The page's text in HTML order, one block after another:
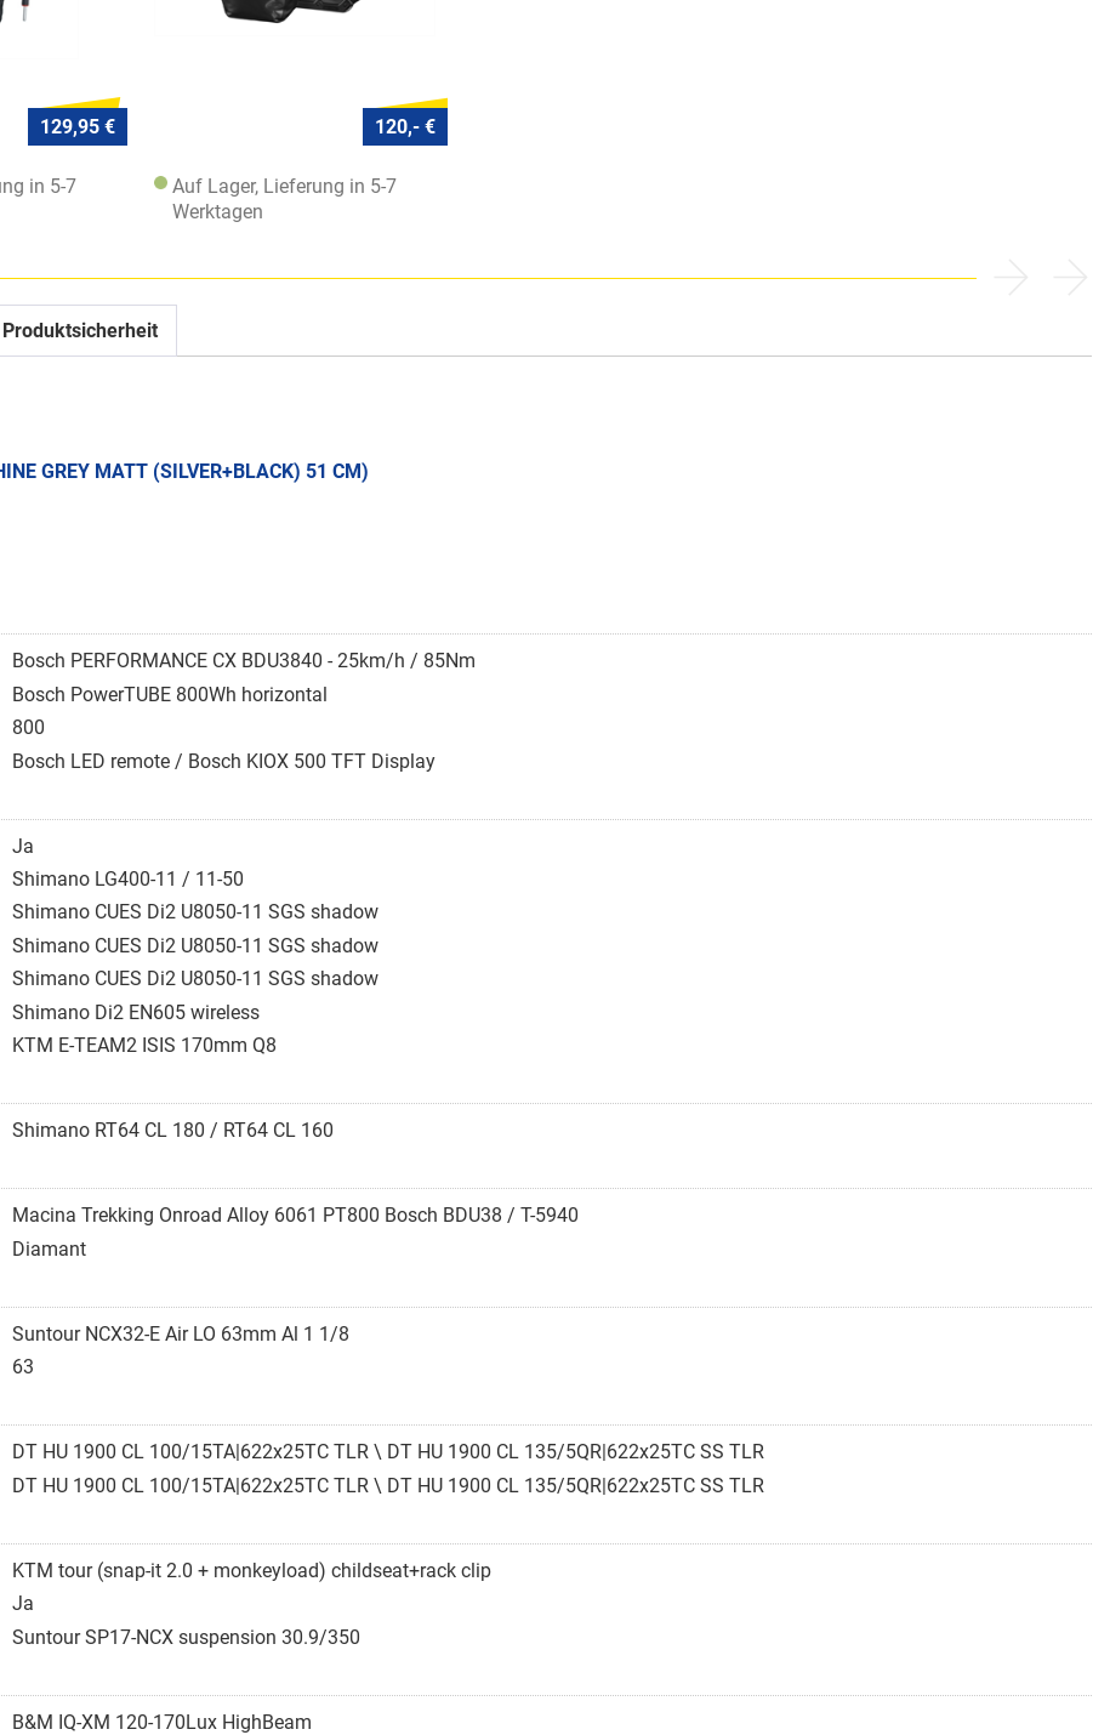
129,95 €
in 5-7
120,- €
Auf Lager, Lieferung in 5-7
Werktagen
GREY MATT (SILVER+BLACK) 51 CM)
Bosch PERFORMANCE CX BDU3840 - 25km/h / 85Nm
Bosch PowerTUBE 800Wh horizontal
800
Bosch LED remote / Bosch KIOX 500 TFT Display
Ja
Shimano LG400-11 / 11-50
Shimano CUES Di2 U8050-11 SGS shadow
Shimano CUES Di2 U8050-11 SGS shadow
Shimano CUES Di2 U8050-11 SGS shadow
Shimano Di2 EN605 wireless
KTM E-TEAM2 ISIS 170mm Q8
Shimano RT64 CL 180 / RT64 CL 160
Macina Trekking Onroad Alloy 6061 PT800 Bosch BDU38 / T-5940
Diamant
Suntour NCX32-E Air LO 63mm Al 1 1/8
63
DT HU 1900 CL 100/15TA|622x25TC TLR \ DT HU 1900 CL 135/5QR|622x25TC SS TLR
DT HU 1900 CL 100/15TA|622x25TC TLR \ DT HU 1900 CL 135/5QR|622x25TC SS TLR
KTM tour (snap-it 2.0 + monkeyload) childseat+rack clip
Ja
Suntour SP17-NCX suspension 30.9/350
B&M IQ-XM 120-170Lux HighBeam